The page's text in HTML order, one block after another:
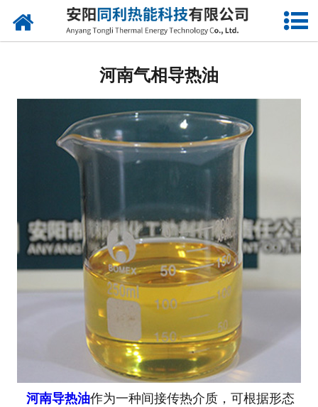
网站首页
河南消泡剂
河南导热油修复剂
河南同利热能
河南气相导热油
河南导热油作为一种间接传热介质，可根据形态